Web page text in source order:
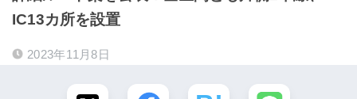
IC13カ所を設置
2023年11月8日